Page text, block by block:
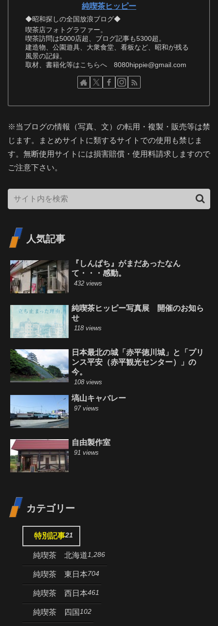
純喫茶ヒッピー
◆昭和探しの全国放浪ブログ◆
喫茶店フォトグラファー。
喫茶訪問は5000店超、ブログ記事も5300超。
建造物、公園遊具、大衆食堂、看板など、昭和が残る
風景の記録。
取材、書籍化等はこちらへ 8080hippie@gmail.com
※当ブログの情報（写真、文）の転用・複製・販売等は禁
じます。まとめサイトに類するサイトでの使用も禁じま
す。無断使用サイトには損害賠償・使用料請求しますので
ご注意下さい。
人気記事
『しんぱち』がまだあったなん
て・・・感動。
432 views
純喫茶ヒッピー写真展 開催のお知ら
せ
118 views
日本最北の城「赤平徳川城」と「プリ
ンス平安（赤平観光センター）」の
今。
108 views
塙山キャバレー
97 views
自由製作室
91 views
カテゴリー
特別記事21
純喫茶 北海道1,286
純喫茶 東日本704
純喫茶 西日本461
純喫茶 四国 102